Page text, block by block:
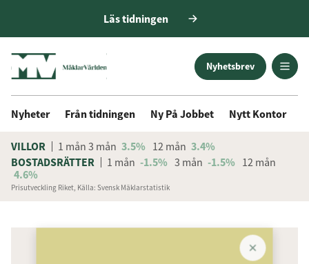
Läs tidningen
Nyhetsbrev
Nyheter Från tidningen Ny På Jobbet Nytt Kontor
VILLOR 1 mån 3 mån 3.5% 12 mån 3.4%
BOSTADSRÄTTER
1 mån -1.5% 3 mån -1.5% 12 mån
4.6%
Prisutveckling Riket, Källa: Svensk Mäklarstatistik
ANNONS